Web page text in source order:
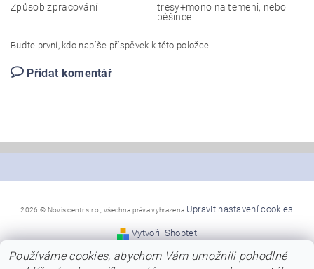
Způsob zpracování
tresy+mono na temeni, nebo
pěšince
Buďte první, kdo napíše příspěvek k této položce.
Přidat komentář
2026 © Novis centr s.r.o., všechna práva vyhrazena Upravit nastavení cookies
Vytvořil Shoptet
Používáme cookies, abychom Vám umožnili pohodlné